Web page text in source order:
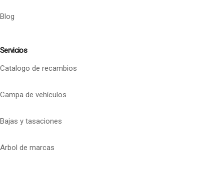
Blog
Servicios
Catalogo de recambios
Campa de vehículos
Bajas y tasaciones
Arbol de marcas